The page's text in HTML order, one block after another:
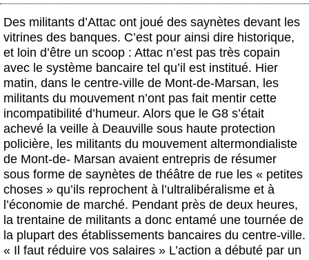
Publications
Agenda
Actus et médias
Boutique
Des militants d’Attac ont joué des saynètes devant les
vitrines des banques. C’est pour ainsi dire historique,
et loin d’être un scoop : Attac n’est pas très copain
avec le système bancaire tel qu’il est institué. Hier
matin, dans le centre-ville de Mont-de-Marsan, les
militants du mouvement n’ont pas fait mentir cette
incompatibilité d’humeur. Alors que le G8 s’était
achevé la veille à Deauville sous haute protection
policière, les militants du mouvement altermondialiste
de Mont-de- Marsan avaient entrepris de résumer
sous forme de saynètes de théâtre de rue les « petites
choses » qu’ils reprochent à l’ultralibéralisme et à
l’économie de marché. Pendant près de deux heures,
la trentaine de militants a donc entamé une tournée de
la plupart des établissements bancaires du centre-ville.
« Il faut réduire vos salaires » L’action a débuté par un